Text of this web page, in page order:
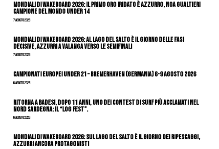
Mondiali di Wakeboard 2026: il primo oro iridato è azzurro, Noa Gualtieri
campione del mondo Under 14
7 Agosto 2026
Mondiali di Wakeboard 2026: al Lago del Salto è il giorno delle fasi
decisive, azzurri a valanga verso le semifinali
7 Agosto 2026
Campionati Europei Under 21 – Bremerhaven (Germania) 6-9 agosto 2026
6 Agosto 2026
Ritorna a Badesi, dopo 11 anni, uno dei contest di surf più acclamati nel
nord Sardegna: il “Log Fest”.
6 Agosto 2026
Mondiali di Wakeboard 2026: sul Lago del Salto è il giorno dei ripescaggi,
azzurri ancora protagonisti